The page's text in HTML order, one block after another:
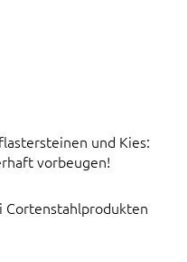
und Kies:
vorbeugen!
Cortenstahlprodukten